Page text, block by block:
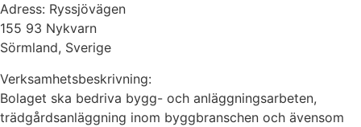
Adress: Ryssjövägen
155 93 Nykvarn
Sörmland, Sverige
Verksamhetsbeskrivning:
Bolaget ska bedriva bygg- och anläggningsarbeten,
trädgårdsanläggning inom byggbranschen och ävensom